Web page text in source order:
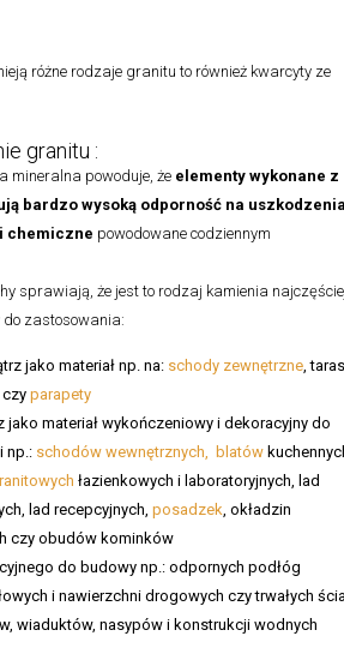
różne rodzaje granitu to również kwarcyty ze
granitu :
mineralna powoduje, że elementy wykonane z
bardzo wysoką odporność na uszkodzenia
chemiczne powodowane codziennym
sprawiają, że jest to rodzaj kamienia
do zastosowania:
jako materiał np. na: schody zewnętrzne,
czy parapety
jako materiał wykończeniowy i dekoracyjny do
np.: schodów wewnętrznych, blatów
łazienkowych i laboratoryjnych, lad
lad recepcyjnych, posadzek, okładzin
czy obudów kominków
do budowy np.: odpornych podłóg
i nawierzchni drogowych czy trwałych
wiaduktów, nasypów i konstrukcji wodnych